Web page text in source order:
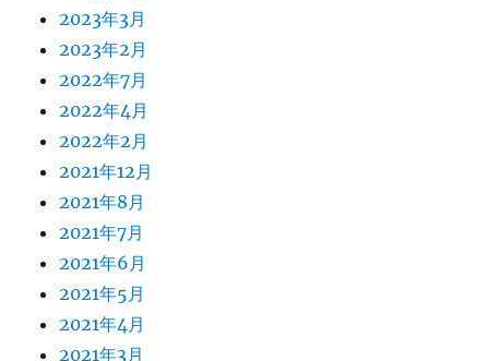
2023年3月
2023年2月
2022年7月
2022年4月
2022年2月
2021年12月
2021年8月
2021年7月
2021年6月
2021年5月
2021年4月
2021年3月